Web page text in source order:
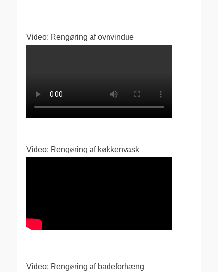
Video: Rengøring af ovnvindue
Video: Rengøring af køkkenvask
Video: Rengøring af badeforhæng